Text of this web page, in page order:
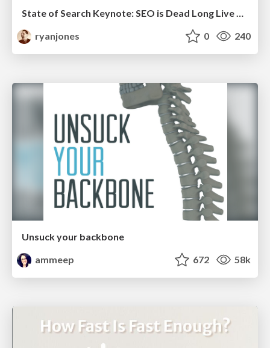
ryanjones
0 240
Unsuck your backbone
ammeep
672 58k